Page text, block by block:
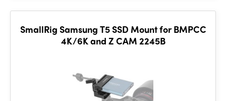
SmallRig Samsung T5 SSD Mount for BMPCC
4K/6K and Z CAM 2245B